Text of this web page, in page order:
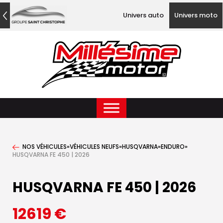
Univers auto Univers moto
NOS VÉHICULES»VÉHICULES NEUFS»HUSQVARNA»ENDURO»
HUSQVARNA FE 450 | 2026
HUSQVARNA FE 450 | 2026
12619€